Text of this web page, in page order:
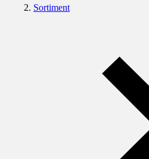
Sortiment